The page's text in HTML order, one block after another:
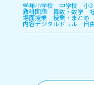
学年小学校 中学校 小3
教科国語 算数・数学
場面授業 授業・まとめ
習・宿題 長期休暇
内容デジタルドリル 自
り プリント 授業
教材学習・一斉学習